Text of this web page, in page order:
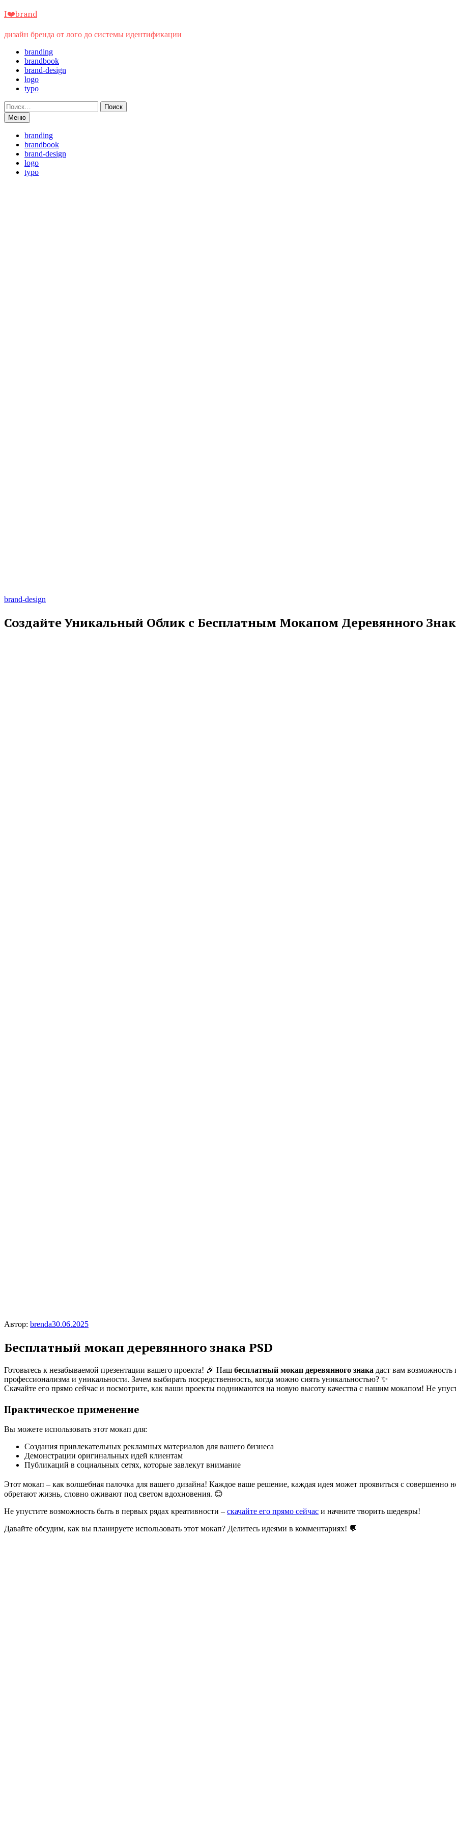
Перейти
содержимому
I❤️brand
дизайн бренда от лого до системы идентификации
branding
brandbook
brand-design
logo
typo
Найти:
Меню
branding
brandbook
brand-design
logo
typo
brand-design
Создайте Уникальный Облик с Бесплатным Мокапом Деревянного
Автор: brenda30.06.2025
Бесплатный мокап деревянного знака PSD
Готовьтесь к незабываемой презентации вашего проекта! 🎉 Наш бесплатный мокап деревянного знака даст вам
профессионализма и уникальности. Зачем выбирать посредственность, когда можно сиять уникальностью? ✨
Скачайте его прямо сейчас и посмотрите, как ваши проекты поднимаются на новую высоту качества с нашим мокапом! Не
Практическое применение
Вы можете использовать этот мокап для:
Создания привлекательных рекламных материалов для вашего бизнеса
Демонстрации оригинальных идей клиентам
Публикаций в социальных сетях, которые завлекут внимание
Этот мокап – как волшебная палочка для вашего дизайна! Каждое ваше решение, каждая идея может проявиться с
обретают жизнь, словно оживают под светом вдохновения. 😊
Не упустите возможность быть в первых рядах креативности – скачайте его прямо сейчас и начните творить шедевры!
Давайте обсудим, как вы планируете использовать этот мокап? Делитесь идеями в комментариях! 💬